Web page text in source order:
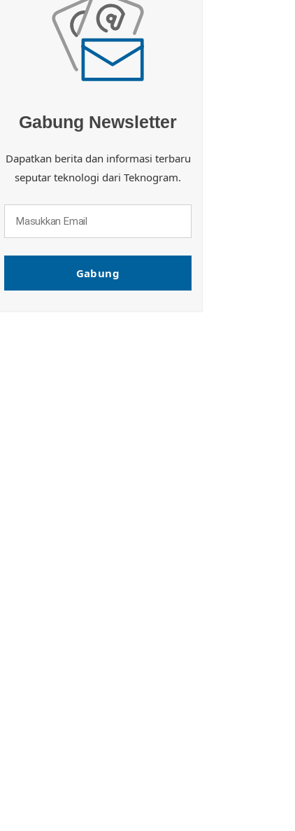
Gabung Newsletter
Dapatkan berita dan informasi terbaru
seputar teknologi dari Teknogram.